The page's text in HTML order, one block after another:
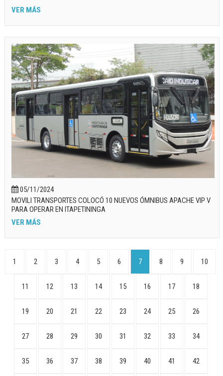
VER MÁS
05/11/2024
MOVILI TRANSPORTES COLOCÓ 10 NUEVOS ÓMNIBUS APACHE VIP V
PARA OPERAR EN ITAPETININGA
VER MÁS
1 2 3 4 5 6 7 8 9 10
11 12 13 14 15 16 17 18
19 20 21 22 23 24 25 26
27 28 29 30 31 32 33 34
35 36 37 38 39 40 41 42